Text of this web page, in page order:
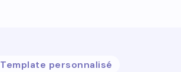
Template personnalisé